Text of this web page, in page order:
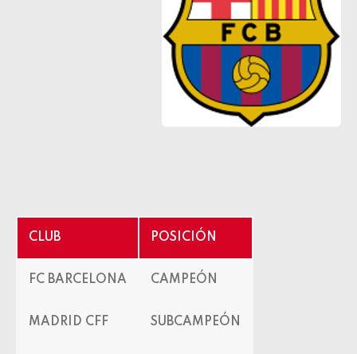
CLUB POSICIÓN
FC BARCELONA CAMPEÓN
MADRID CFF SUBCAMPEÓN